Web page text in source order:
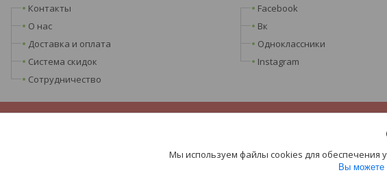
Контакты
О нас
Доставка и оплата
Система скидок
Сотрудничество
Facebook
Вк
Одноклассники
Instagram
Мы используем файлы cookies для обеспечения
Вы можете
ООО